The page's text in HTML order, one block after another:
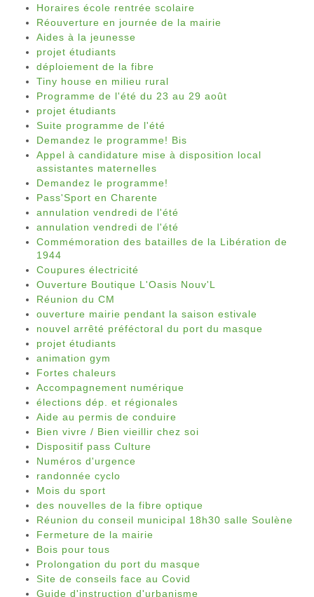
Horaires école rentrée scolaire
Réouverture en journée de la mairie
Aides à la jeunesse
projet étudiants
déploiement de la fibre
Tiny house en milieu rural
Programme de l'été du 23 au 29 août
projet étudiants
Suite programme de l'été
Demandez le programme! Bis
Appel à candidature mise à disposition local
assistantes maternelles
Demandez le programme!
Pass'Sport en Charente
annulation vendredi de l'été
annulation vendredi de l'été
Commémoration des batailles de la Libération de
1944
Coupures électricité
Ouverture Boutique L'Oasis Nouv'L
Réunion du CM
ouverture mairie pendant la saison estivale
nouvel arrêté préféctoral du port du masque
projet étudiants
animation gym
Fortes chaleurs
Accompagnement numérique
élections dép. et régionales
Aide au permis de conduire
Bien vivre / Bien vieillir chez soi
Dispositif pass Culture
Numéros d'urgence
randonnée cyclo
Mois du sport
des nouvelles de la fibre optique
Réunion du conseil municipal 18h30 salle Soulène
Fermeture de la mairie
Bois pour tous
Prolongation du port du masque
Site de conseils face au Covid
Guide d'instruction d'urbanisme